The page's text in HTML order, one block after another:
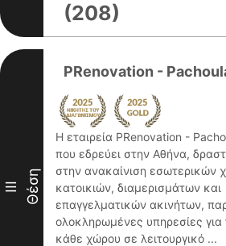
(208)
III Θέση
PRenovation -
Η εταιρεία PRenovation -
που εδρεύει στην Αθήνα,
στην ανακαίνιση εσωτερικών
κατοικιών, διαμερισμάτων και
επαγγελματικών ακινήτων,
ολοκληρωμένες υπηρεσίες για
κάθε χώρου σε λειτουργικό ...